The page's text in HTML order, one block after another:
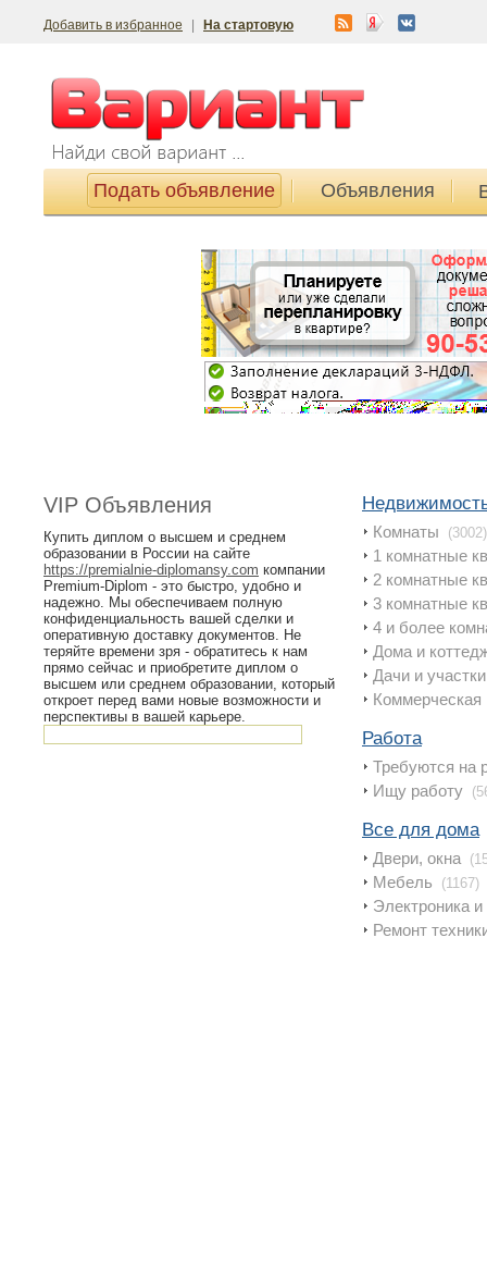
Добавить в избранное На стартовую
Подать объявление Объявления
VIP Объявления
Купить диплом о высшем и среднем
образовании в России на сайте
https://premialnie-diplomansy.com компании
Premium-Diplom - это быстро, удобно и
надежно. Мы обеспечиваем полную
конфиденциальность вашей сделки и
оперативную доставку документов. Не
теряйте времени зря - обратитесь к нам
прямо сейчас и приобретите диплом о
высшем или среднем образовании, который
откроет перед вами новые возможности и
перспективы в вашей карьере.
Комнаты (3002)
1 комнатные
2 комнатные
3 комнатные
4 и более
Дома и
Дачи и участки
Работа
Требуются на
Ищy работу
Все для дома
Двери, окна
Мебель (1167)
Электроника
Ремонт